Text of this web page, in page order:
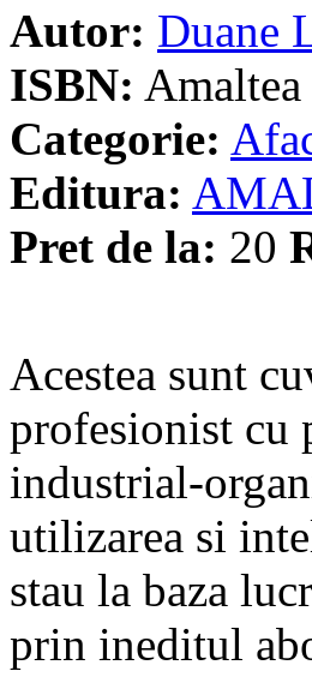
Autor: Duane
ISBN: Amaltea
Categorie:
Editura:
Pret de la: 20
Acestea sunt
profesionist cu
industrial-
utilizarea si
stau la baza
prin ineditul